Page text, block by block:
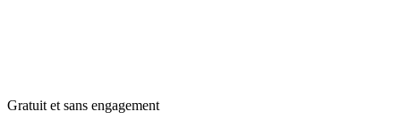
Gratuit et sans engagement